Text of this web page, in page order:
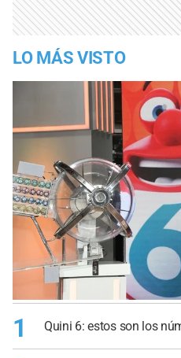
LO MÁS VISTO
1 Quini 6: estos son los